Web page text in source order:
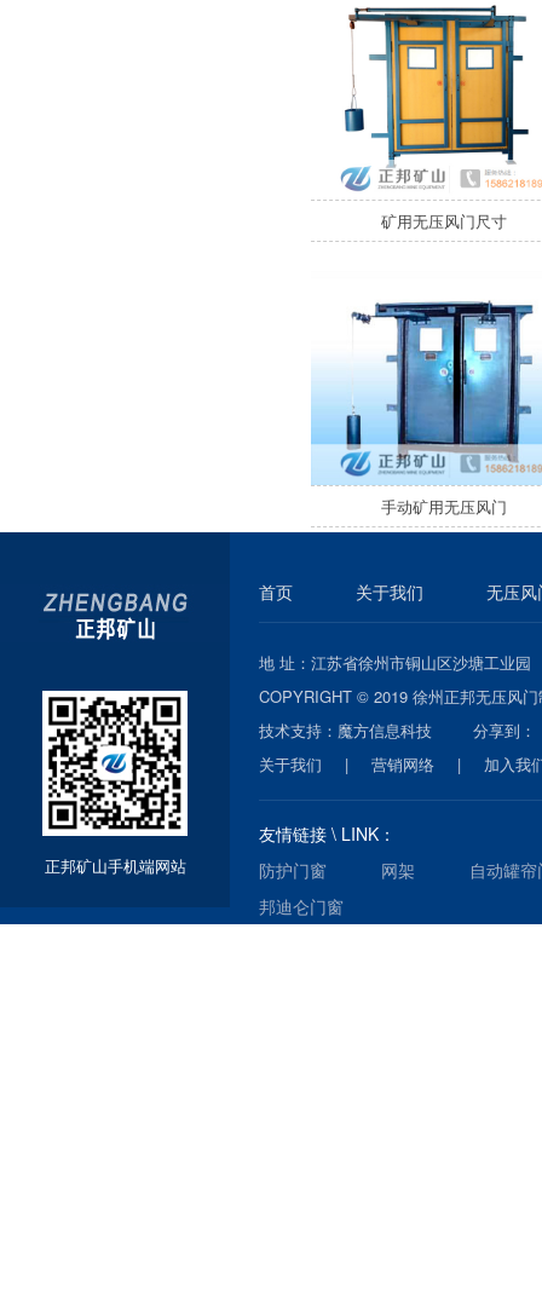
矿用无压风门尺寸
手动矿用无压风门
正邦矿山手机端网站
首页 关于我们 无压风
地 址：江苏省徐州市铜山区沙塘工
COPYRIGHT © 2019 徐州正邦无压风
技术支持： 魔方信息科技
分享到：
关于我们
| 营销网络 | 加入我
友情链接 \ LINK：
防护门窗
网架
自动罐帘
邦迪仑门窗